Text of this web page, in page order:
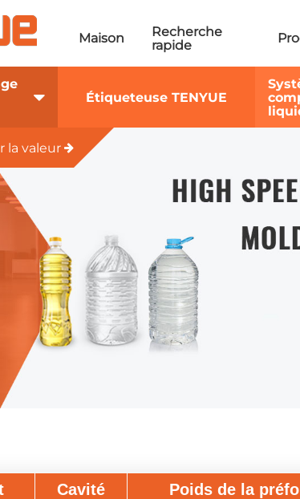
Maison
Recherche
rapide
Étiqueteuse TENYUE
la valeur
Cavité Poids de la